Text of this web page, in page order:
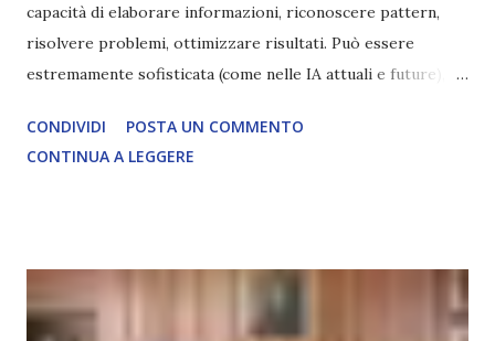
capacità di elaborare informazioni, riconoscere pattern,
risolvere problemi, ottimizzare risultati. Può essere
estremamente sofisticata (come nelle IA attuali e future),
soggettiva, non prova vero amore, non ha libero arbitrio
autentico, non ha connessione con l’Uno. Coscienza è la
che permette di scegliere per amore anche quando non è la
scelta più efficiente. È ciò che ci collega all’Uno Infinito.
CONDIVIDI
POSTA UN COMMENTO
CONTINUA A LEGGERE